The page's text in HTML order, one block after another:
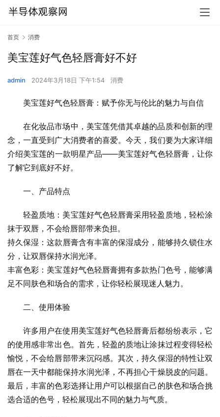
首页 消费
美宝莲好气色轻唇膏好不好
admin 2024年3月18日 下午1:54 消费
美宝莲好气色轻唇膏：赋予你无与伦比的魅力与自信
在化妆品市场中，美宝莲凭借其卓越的品质和创新的理
念，一直受到广大消费者的喜爱。今天，我们要为大家详细
介绍美宝莲的一款明星产品——美宝莲好气色轻唇膏，让你
了解它到底好不好。
一、产品特点
轻盈质地：美宝莲好气色轻唇膏采用轻盈质地，轻松涂
抹于双唇，不会给唇部带来负担。
持久保湿：这款唇膏含有丰富的保湿成分，能够持久锁住水
分，让双唇保持水润光泽。
丰富色彩：美宝莲好气色轻唇膏拥有多款热门色号，能够满
足不同肤色和场合的需求，让你轻松展现迷人魅力。
二、使用体验
许多用户在使用美宝莲好气色轻唇膏后都纷纷表示，它
的使用感非常出色。首先，轻盈的质地让涂抹过程变得轻松
愉悦，不会给唇部带来沉闷感。其次，持久保湿的特性让双
唇在一天中都能保持水润光泽，不再担心干燥脱皮的问题。
最后，丰富的色彩选择让用户可以根据自己的肤色和场合挑
选合适的色号，轻松展现出不同的魅力与气质。